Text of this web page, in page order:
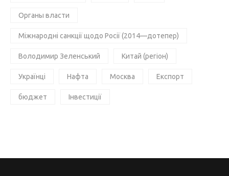
Органы власти
Міжнародні санкції щодо Росії (2014—дотепер)
Володимир Зеленський Китай (регіон)
Українці Нафта Москва Експорт
бюджет Інвестиції